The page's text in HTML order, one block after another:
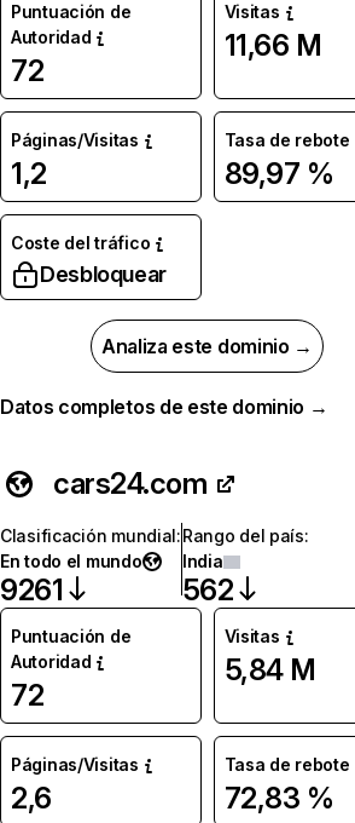
Puntuación de
Autoridad
72
Visitas
11,66 M
Páginas/Visitas
1,2
Tasa de rebote
89,97 %
Coste del tráfico
Desbloquear
Analiza este dominio →
Datos completos de este dominio →
cars24.com
Clasificación mundial:
En todo el mundo
9261
Rango del país:
India
562
Puntuación de
Autoridad
72
Visitas
5,84 M
Páginas/Visitas
2,6
Tasa de rebote
72,83 %